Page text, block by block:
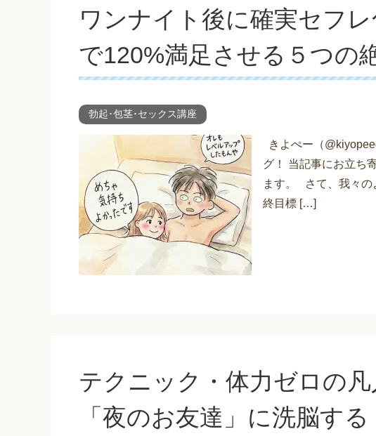
ワンナイト後に確実セフ
で120%満足させる５つの
勃起･包茎･セックス講座
きよぺー（
グ！ 当記事にお立ち
ます。 さて、我々の
終目標 […]
テクニック・体力ゼロの
「夜のお友達」に洗脳す